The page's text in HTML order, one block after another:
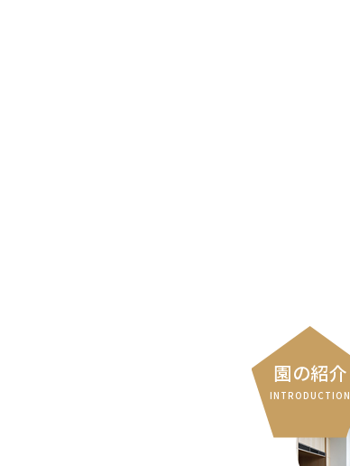
園の紹介
INTRODUCTION